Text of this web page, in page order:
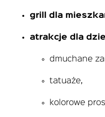
grill dla
atrakcje dla
dmuchane
tatuaże,
kolorowe